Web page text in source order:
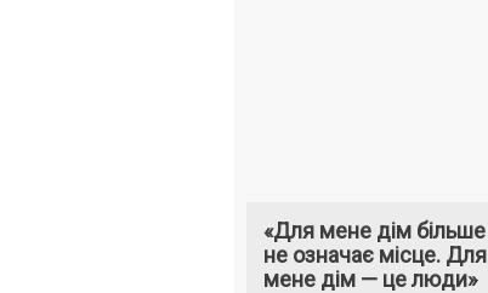
«Для мене дім більше
не означає місце. Для
мене дім — це люди»